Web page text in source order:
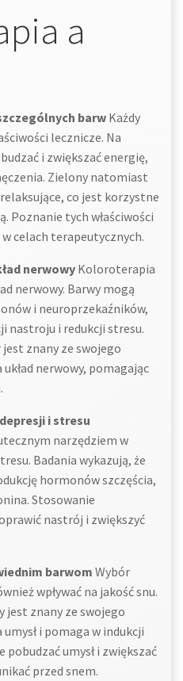
a
barw Każdy
lecznicze. Na
i zwiększać energię,
Zielony natomiast
co jest korzystne
Poznanie tych właściwości
celach terapeutycznych.
nerwowy Koloroterapia
nerwowy. Barwy mogą
i neuroprzekaźników,
nastroju i redukcji stresu.
znany ze swojego
nerwowy, pomagając
i stresu
narzędziem w
Badania wykazują, że
hormonów szczęścia,
Stosowanie
nastrój i zwiększyć
barwomWybór
wpływać na jakość snu.
jest znany ze swojego
i pomaga w indukcji
pobudzać umysł i zwiększać
przed snem.